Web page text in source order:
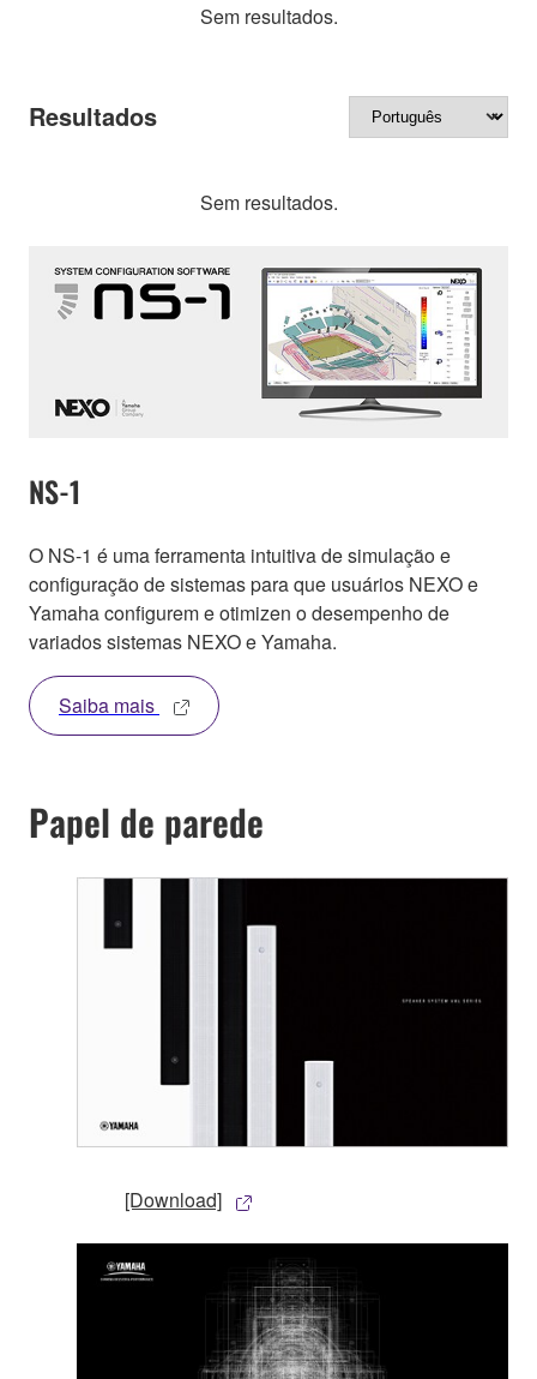
Sem resultados.
Resultados
Sem resultados.
NS-1
O NS-1 é uma ferramenta intuitiva de simulação e
configuração de sistemas para que usuários NEXO e
Yamaha configurem e otimizen o desempenho de
variados sistemas NEXO e Yamaha.
Saiba mais
Papel de parede
[Download]